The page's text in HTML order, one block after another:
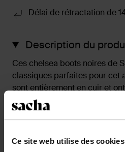
Ce site web utilise des
Délai de rétractation de
Description du
Ces chelsea boots noires de
classiques parfaites pour cet
sont entièrement en cuir et
sur le côté extérieur. La
un aspect sobre à la bottine
cm et la hauteur de talon est